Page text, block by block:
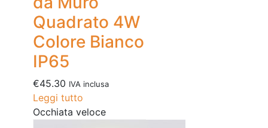
Quadrato 4W
Colore Bianco
IP65
€45.30 IVA inclusa
Leggi tutto
Occhiata veloce